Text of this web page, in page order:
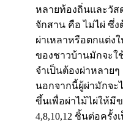
หลายท้องถิ่นและวัส
จักสาน คือ ไม่ไผ่ ซึ่
ผ่าเหลาหรือตกแต่ง
ของชาวบ้านมักจะใ
จำเป็นต้องผ่าหลาย
นอกจากนี้ผู้ผ่ามักจะ
ขึ้นเพื่อผ่าไม้ไผ่ให้มี
4,8,10,12 ชิ้นต่อครั้ง